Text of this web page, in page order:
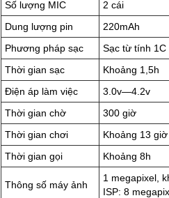
Số lượng MIC
2 cái
Dung lượng pin
220mAh
Phương pháp sạc
Sạc từ tính 1C
Thời gian sạc
Khoảng 1,5h
Điện áp làm việc
3.0v—4.2v
Thời gian chờ
300 giờ
Thời gian chơi
Khoảng 13 giờ
Thời gian gọi
Khoảng 8h
Thông số máy ảnh
1 megapixel,
ISP: 8